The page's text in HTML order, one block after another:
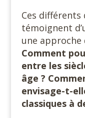
Ces
témoignent
une approche
Comment
entre les
âge ?
envisage-t-
classiques à